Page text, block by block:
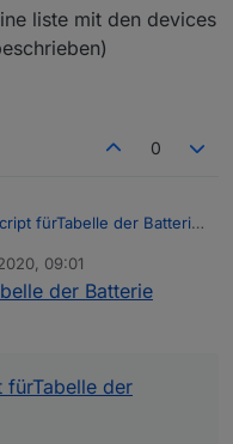
liste mit den devices
0
fürTabelle der Batterie
so aus:
der CCU auch?
den Service,eldungen?
09:01
der Batterie
fürTabelle der